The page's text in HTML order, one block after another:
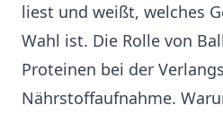
liest und weißt, welches
Wahl ist. Die Rolle von
Proteinen bei der
Nährstoffaufnahme.